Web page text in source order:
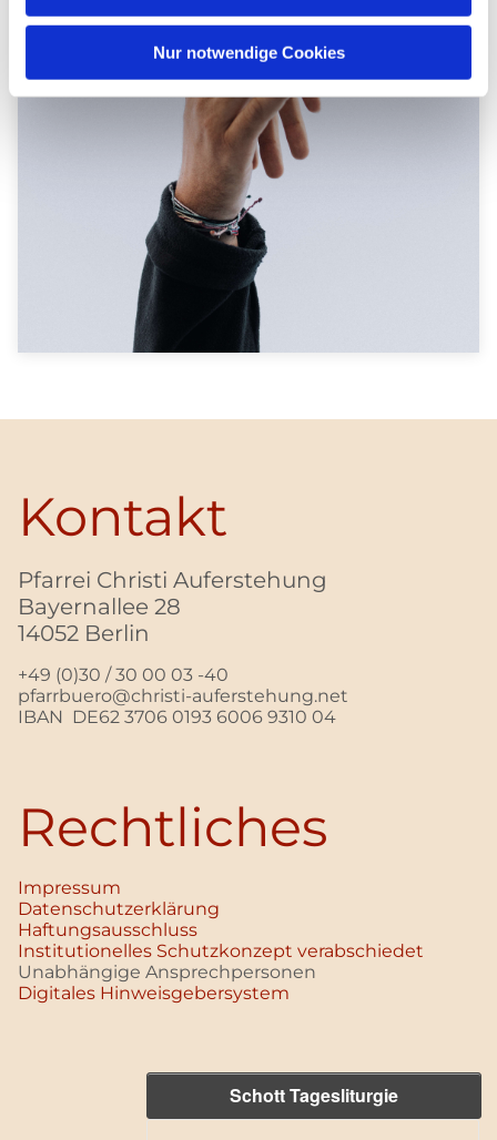
Nur notwendige Cookies
Kontakt
Pfarrei Christi Auferstehung
Bayernallee 28
14052 Berlin
+49 (0)30 / 30 00 03 -40
pfarrbuero@christi-auferstehung.net
IBAN DE62 3706 0193 6006 9310 04
Rechtliches
Impressum
Datenschutz­erklärung
Haftungsausschluss
Institutionelles Schutzkonzept verabschiedet
Unabhängige Ansprechpersonen
Digitales Hinweisgebersystem
Schott Tagesliturgie